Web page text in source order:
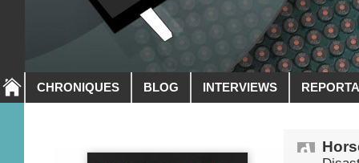
CHRONIQUES BLOG INTERVIEWS